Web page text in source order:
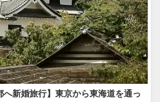
へ新婚旅行】東京から東海道を通っ